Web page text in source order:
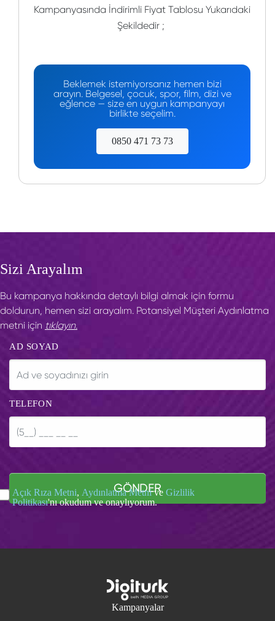
Kampanyasında İndirimli Fiyat Tablosu Yukarıdaki
Şekildedir ;
Beklemek istemiyorsanız hemen bizi
arayın. Belgesel, çocuk, spor, film, dizi ve
eğlence — size en uygun kampanyayı
birlikte seçelim.
0850 471 73 73
Sizi Arayalım
Bu kampanya hakkında detaylı bilgi almak için formu
doldurun, hemen sizi arayalım. Potansiyel Müşteri Aydınlatma
metni için tıklayın.
AD SOYAD
TELEFON
GÖNDER
Açık Rıza Metni, Aydınlatma Metnive Gizlilik
Politikası'nı okudum ve onaylıyorum.
Kampanyalar